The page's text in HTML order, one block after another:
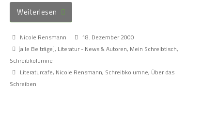
Weiterlesen
Nicole Rensmann
18. Dezember 2000
[alle Beiträge], Literatur - News & Autoren, Mein Schreibtisch,
Schreibkolumne
Literaturcafe, Nicole Rensmann, Schreibkolumne, Über das
Schreiben